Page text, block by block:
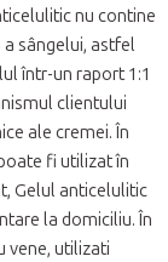
nu contine
sângelui, astfel
într-un raport 1:1
clientului
ale cremei. În
fi utilizat în
Gelul anticelulitic
la domiciliu. În
vene, utilizati